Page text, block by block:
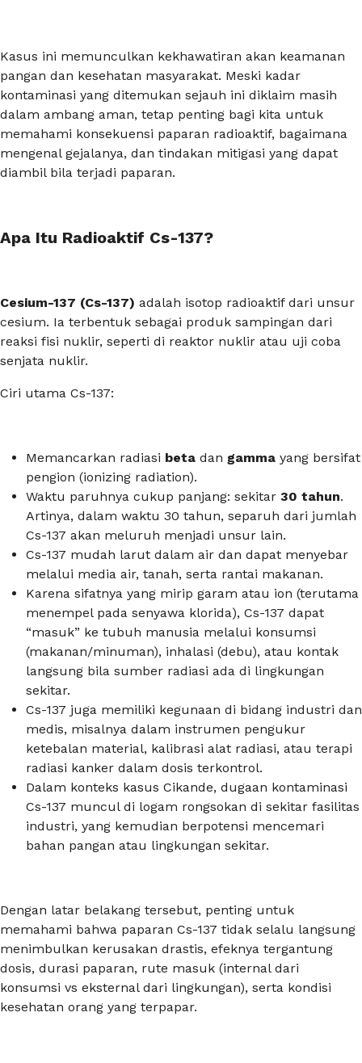
Kasus ini memunculkan kekhawatiran akan keamanan
pangan dan kesehatan masyarakat. Meski kadar
kontaminasi yang ditemukan sejauh ini diklaim masih
dalam ambang aman, tetap penting bagi kita untuk
memahami konsekuensi paparan radioaktif, bagaimana
mengenal gejalanya, dan tindakan mitigasi yang dapat
diambil bila terjadi paparan.
Apa Itu Radioaktif Cs-137?
Cesium-137 (Cs-137) adalah isotop radioaktif dari unsur
cesium. Ia terbentuk sebagai produk sampingan dari
reaksi fisi nuklir, seperti di reaktor nuklir atau uji coba
senjata nuklir.
Ciri utama Cs-137:
Memancarkan radiasi beta dan gamma yang bersifat
pengion (ionizing radiation).
Waktu paruhnya cukup panjang: sekitar 30 tahun.
Artinya, dalam waktu 30 tahun, separuh dari jumlah
Cs-137 akan meluruh menjadi unsur lain.
Cs-137 mudah larut dalam air dan dapat menyebar
melalui media air, tanah, serta rantai makanan.
Karena sifatnya yang mirip garam atau ion (terutama
menempel pada senyawa klorida), Cs-137 dapat
“masuk” ke tubuh manusia melalui konsumsi
(makanan/minuman), inhalasi (debu), atau kontak
langsung bila sumber radiasi ada di lingkungan
sekitar.
Cs-137 juga memiliki kegunaan di bidang industri dan
medis, misalnya dalam instrumen pengukur
ketebalan material, kalibrasi alat radiasi, atau terapi
radiasi kanker dalam dosis terkontrol.
Dalam konteks kasus Cikande, dugaan kontaminasi
Cs-137 muncul di logam rongsokan di sekitar fasilitas
industri, yang kemudian berpotensi mencemari
bahan pangan atau lingkungan sekitar.
Dengan latar belakang tersebut, penting untuk
memahami bahwa paparan Cs-137 tidak selalu langsung
menimbulkan kerusakan drastis, efeknya tergantung
dosis, durasi paparan, rute masuk (internal dari
konsumsi vs eksternal dari lingkungan), serta kondisi
kesehatan orang yang terpapar.